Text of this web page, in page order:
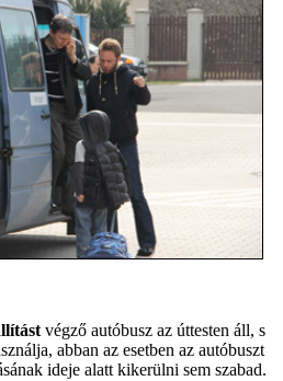
végző autóbusz az úttesten áll, s
abban az esetben az autóbuszt
ideje alatt kikerülni sem szabad.